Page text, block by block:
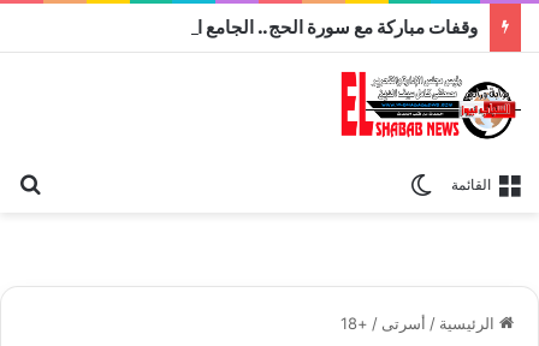
القائمة
الرئيسية / أسرتى /
+18